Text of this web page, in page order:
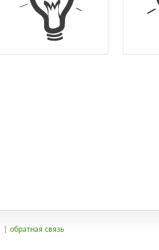
обратная связь